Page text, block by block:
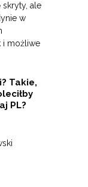
ale
w
i możliwe
Takie,
PL?